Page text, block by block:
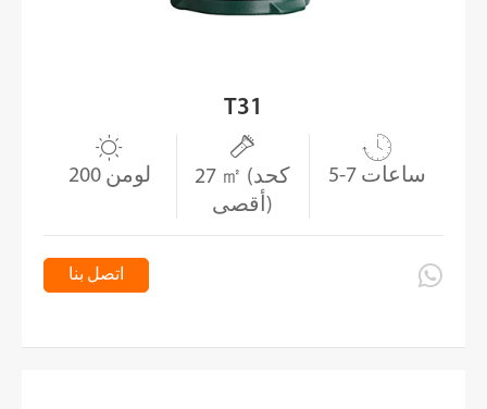
T31

200 لومن

27 ㎡ (كحد
أقصى)

5-7 ساعات
اتصل بنا 